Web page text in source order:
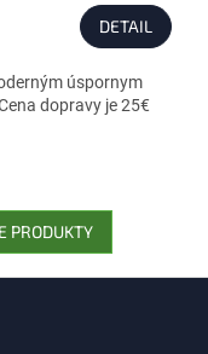
DETAIL
úspornym
dopravy je 25€
PRODUKTY